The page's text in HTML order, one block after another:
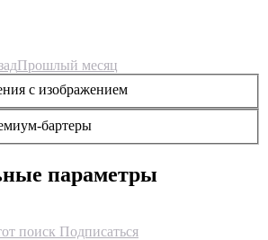
Прошлый месяц
с изображением
бартеры
параметры
поиск Подписаться